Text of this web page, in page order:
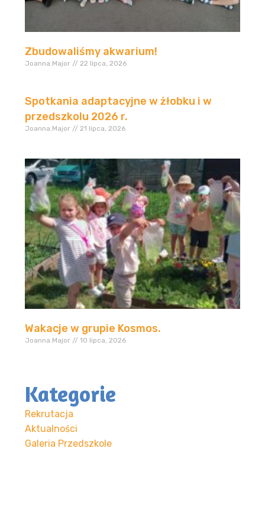
Zbudowaliśmy akwarium!
Joanna.Major 22 lipca, 2026
Spotkania adaptacyjne w żłobku i w
przedszkolu 2026 r.
Joanna.Major 21 lipca, 2026
Wakacje w grupie Kosmos.
Joanna.Major 10 lipca, 2026
Kategorie
Rekrutacja
Aktualności
Galeria Przedszkole